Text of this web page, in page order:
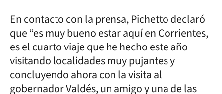
En contacto con la prensa, Pichetto declaró
que “es muy bueno estar aquí en Corrientes,
es el cuarto viaje que he hecho este año
visitando localidades muy pujantes y
concluyendo ahora con la visita al
gobernador Valdés, un amigo y una de las